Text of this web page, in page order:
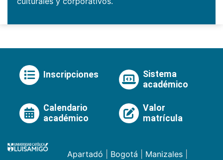
Inscripciones
Sistema
académico
Calendario
académico
Valor
matrícula
Apartadó Bogotá Manizales